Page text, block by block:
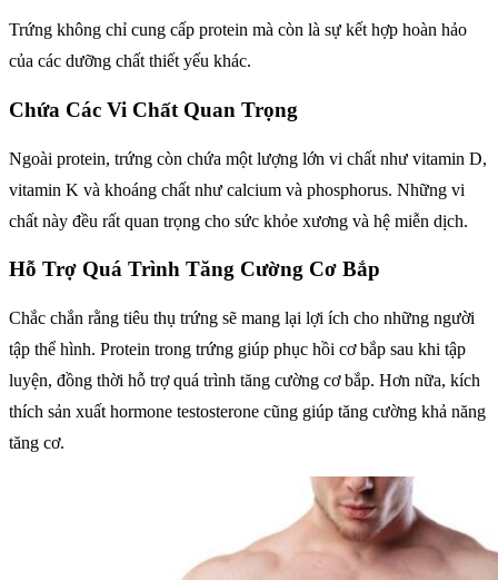
Trứng không chỉ cung cấp protein mà còn là sự kết hợp hoàn hảo
của các dưỡng chất thiết yếu khác.
Chứa Các Vi Chất Quan Trọng
Ngoài protein, trứng còn chứa một lượng lớn vi chất như vitamin D,
vitamin K và khoáng chất như calcium và phosphorus. Những vi
chất này đều rất quan trọng cho sức khỏe xương và hệ miễn dịch.
Hỗ Trợ Quá Trình Tăng Cường Cơ Bắp
Chắc chắn rằng tiêu thụ trứng sẽ mang lại lợi ích cho những người
tập thể hình. Protein trong trứng giúp phục hồi cơ bắp sau khi tập
luyện, đồng thời hỗ trợ quá trình tăng cường cơ bắp. Hơn nữa, kích
thích sản xuất hormone testosterone cũng giúp tăng cường khả năng
tăng cơ.